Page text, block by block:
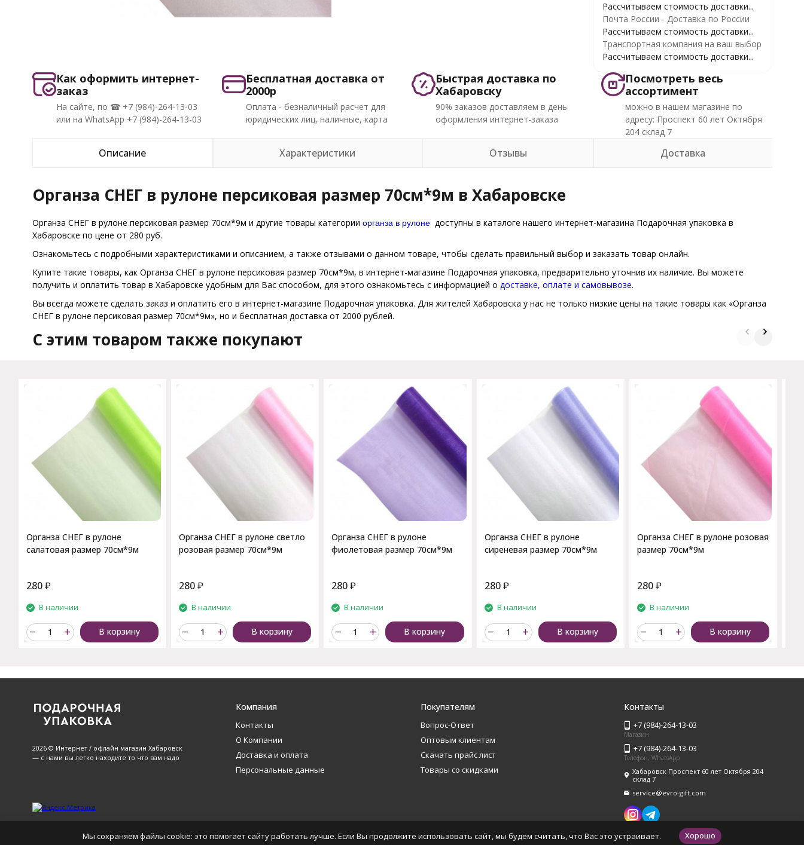
Рассчитываем стоимость доставки...
Почта России - Доставка по России
Рассчитываем стоимость доставки...
Транспортная компания на ваш выбор
Рассчитываем стоимость доставки...
Как оформить интернет-
заказ
На сайте, по ☎ +7 (984)-264-13-03
или на WhatsApp +7 (984)-264-13-03
Бесплатная доставка от
2000р
Оплата - безналичный расчет для
юридических лиц, наличные, карта
Быстрая доставка по
Хабаровску
90% заказов доставляем в день
оформления интернет-заказа
Посмотреть весь
ассортимент
можно в нашем магазине по
адресу: Проспект 60 лет Октября
204 склад 7
Описание Характеристики Отзывы Доставка
Органза СНЕГ в рулоне персиковая размер 70см*9м в Хабаровске
Органза СНЕГ в рулоне персиковая размер 70см*9м и другие товары категории органза в рулонедоступны в каталоге нашего интернет-магазина Подарочная упаковка в
Хабаровске по цене от 280 руб.
Ознакомьтесь с подробными характеристиками и описанием, а также отзывами о данном товаре, чтобы сделать правильный выбор и заказать товар онлайн.
Купите такие товары, как Органза СНЕГ в рулоне персиковая размер 70см*9м, в интернет-магазине Подарочная упаковка, предварительно уточнив их наличие. Вы можете
получить и оплатить товар в Хабаровске удобным для Вас способом, для этого ознакомьтесь с информацией о доставке, оплате и самовывозе.
Вы всегда можете сделать заказ и оплатить его в интернет-магазине Подарочная упаковка. Для жителей Хабаровска у нас не только низкие цены на такие товары как «Органза
СНЕГ в рулоне персиковая размер 70см*9м», но и бесплатная доставка от 2000 рублей.
C этим товаром также покупают
Органза СНЕГ в рулоне
салатовая размер 70см*9м
280 ₽
В наличии
В корзину
Органза СНЕГ в рулоне светло
розовая размер 70см*9м
280₽
В наличии
В корзину
Органза СНЕГ в рулоне
фиолетовая размер 70см*9м
280₽
В наличии
В корзину
Органза СНЕГ в рулоне
сиреневая размер 70см*9м
280₽
В наличии
В корзину
Органза СНЕГ в рулоне розовая
размер 70см*9м
280₽
В наличии
В корзину
2026 © Интернет / офлайн магазин Хабаровск
— с нами вы легко находите то что вам надо
Компания
Контакты
О Компании
Доставка и оплата
Персональные данные
Покупателям
Вопрос-Ответ
Оптовым клиентам
Скачать прайс лист
Товары со скидками
Контакты
+7 (984)-264-13-03
Магазин
+7 (984)-264-13-03
Телефон, WhatsApp
Хабаровск Проспект 60 лет Октября 204
склад 7
service@evro-gift.com
Мы сохраняем файлы cookie: это помогает сайту работать лучше. Если Вы продолжите использовать сайт, мы будем считать, что Вас это устраивает. Хорошо